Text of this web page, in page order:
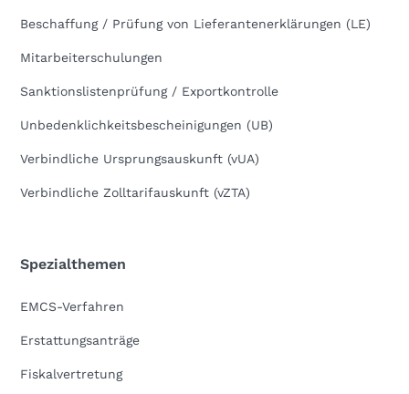
Beschaffung / Prüfung von Lieferantenerklärungen (LE)
Mitarbeiterschulungen
Sanktionslistenprüfung / Exportkontrolle
Unbedenklichkeitsbescheinigungen (UB)
Verbindliche Ursprungsauskunft (vUA)
Verbindliche Zolltarifauskunft (vZTA)
Spezialthemen
EMCS-Verfahren
Erstattungsanträge
Fiskalvertretung